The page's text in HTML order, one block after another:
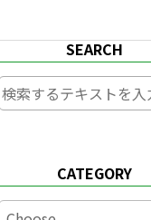
SEARCH
CATEGORY